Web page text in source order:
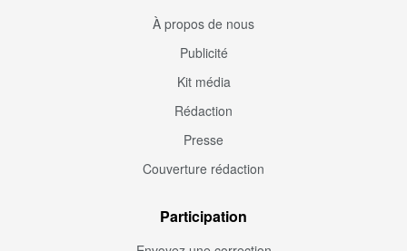
À propos de nous
Publicité
Kit média
Rédaction
Presse
Couverture rédaction
Participation